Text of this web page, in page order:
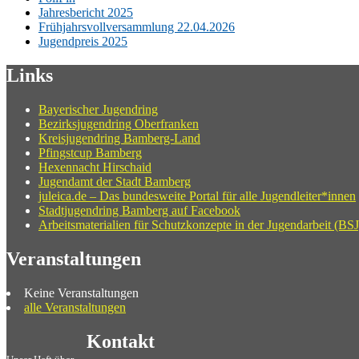
Jahresbericht 2025
Frühjahrsvollversammlung 22.04.2026
Jugendpreis 2025
Links
Bayerischer Jugendring
Bezirksjugendring Oberfranken
Kreisjugendring Bamberg-Land
Pfingstcup Bamberg
Hexennacht Hirschaid
Jugendamt der Stadt Bamberg
juleica.de – Das bundesweite Portal für alle Jugendleiter*innen
Stadtjugendring Bamberg auf Facebook
Arbeitsmaterialien für Schutzkonzepte in der Jugendarbeit
Veranstaltungen
Keine Veranstaltungen
alle Veranstaltungen
Kontakt